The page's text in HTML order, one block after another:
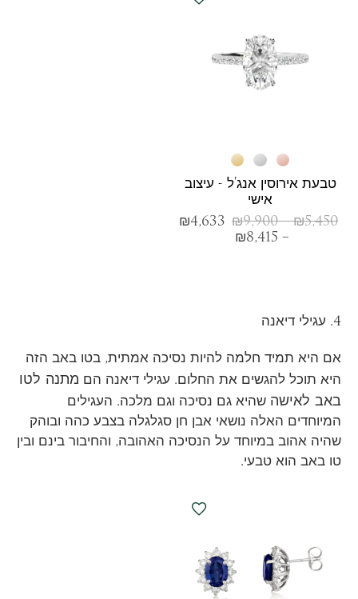
טבעת אירוסין אנג'ל - עיצוב
אישי
₪5,450
–
₪9,900
₪4,633
–
₪8,415
4. עגילי דיאנה
אם היא תמיד חלמה להיות נסיכה אמתית, בטו באב הזה
היא תוכל להגשים את החלום. עגילי דיאנה הם מתנה לטו
באב לאישה שהיא גם נסיכה וגם מלכה. העגילים
המיוחדים האלה נושאי אבן חן סגלגלה בצבע כהה ובוהק
שהיה אהוב במיוחד על הנסיכה האהובה, והחיבור בינם ובין
טו באב הוא טבעי.